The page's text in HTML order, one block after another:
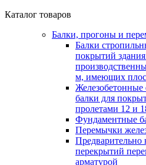
Каталог товаров
Балки, прогоны и
Балки
покрытий
м, имеющих
Железобетонные
балки для
пролетами 12 и
Фундаментные
Перемычки
Предварительно
перекрытий
арматурой